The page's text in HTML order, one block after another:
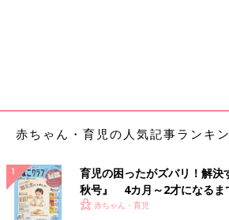
赤ちゃん・育児の人気記事ランキ
育児の困ったがズバリ！解決
秋号』 4カ月～2才になるま
いっぱい！
赤ちゃん・育児